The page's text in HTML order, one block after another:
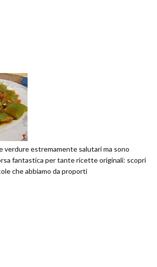
verdure estremamente salutari ma sono
fantastica per tante ricette originali: scopri
che abbiamo da proporti